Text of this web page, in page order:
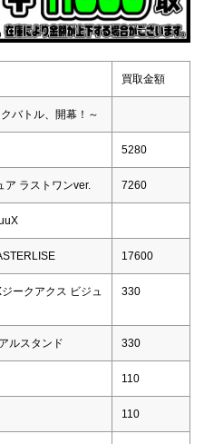
買取金額
バトル、開幕！～
5280
ア ラストワンver. 7260
17600
ークアクス ビジュ
330
ルスタンド 330
110
110